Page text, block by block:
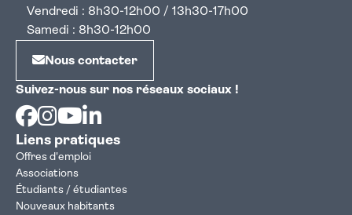
Vendredi : 8h30-12h00 / 13h30-17h00
Samedi : 8h30-12h00
Nous contacter
Suivez-nous sur nos réseaux sociaux !
Facebook
Instagram
Youtube
Liens pratiques
Offres d'emploi
Associations
Étudiants / étudiantes
Nouveaux habitants